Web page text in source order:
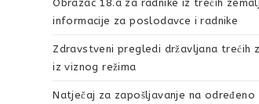
Obrazac 18.a za radnike iz trećih
informacije za poslodavce i radnike
Zdravstveni pregledi državljana trećih
iz viznog režima
Natječaj za zapošljavanje na određeno